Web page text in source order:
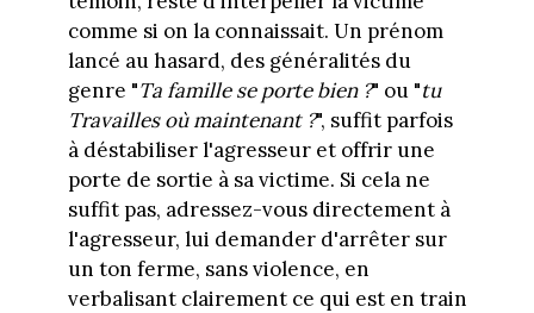
comme si on la connaissait. Un prénom
lancé au hasard, des généralités du
genre "Ta famille se porte bien ?" ou "tu
Travailles où maintenant ?", suffit parfois
à déstabiliser l'agresseur et offrir une
porte de sortie à sa victime. Si cela ne
suffit pas, adressez-vous directement à
l'agresseur, lui demander d'arrêter sur
un ton ferme, sans violence, en
verbalisant clairement ce qui est en train